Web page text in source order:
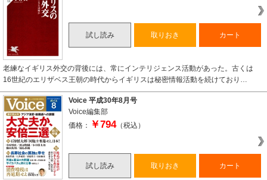
試し読み 取りおき カート
老練なイギリス外交の背後には、常にインテリジェンス活動があった。古くは
16世紀のエリザベス王朝の時代からイギリスは秘密情報活動を続けており…
Voice 平成30年8月号
Voice編集部
価格：
￥794（税込）
試し読み 取りおき カート